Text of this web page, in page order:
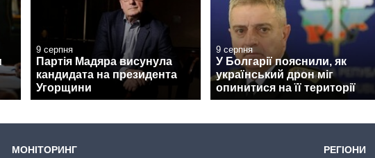
9 серпня
Партія Мадяра висунула
кандидата на президента
Угорщини
9 серпня
У Болгарії пояснили, як
український дрон міг
опинитися на її території
МОНІТОРИНГ РЕГІОНИ